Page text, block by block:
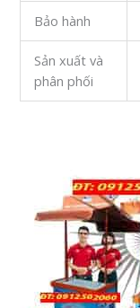
Bảo hành
Sản xuất và
phân phối